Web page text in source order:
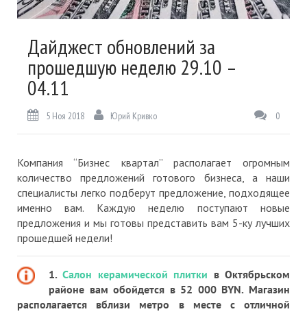
Дайджест обновлений за
прошедшую неделю 29.10 –
04.11
5 Ноя 2018 Юрий Кривко 0
Компания “Бизнес квартал” располагает огромным
количество предложений готового бизнеса, а наши
специалисты легко подберут предложение, подходящее
именно вам. Каждую неделю поступают новые
предложения и мы готовы представить вам 5-ку лучших
прошедшей недели!
1.Салон керамической плитки в Октябрьском
районе вам обойдется в 52 000 BYN. Магазин
располагается вблизи метро в месте с отличной